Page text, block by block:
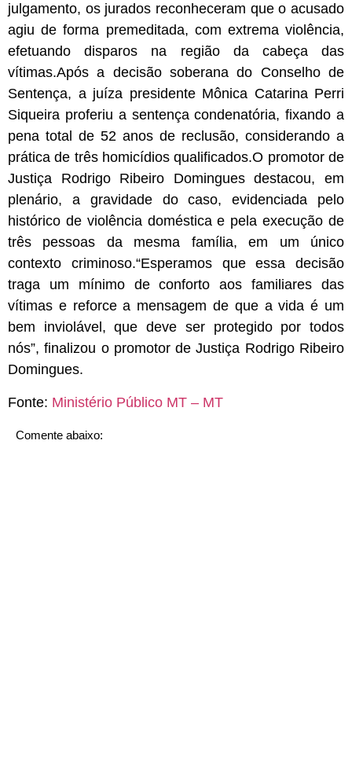
julgamento, os jurados reconheceram que o acusado
agiu de forma premeditada, com extrema violência,
efetuando disparos na região da cabeça das
vítimas.Após a decisão soberana do Conselho de
Sentença, a juíza presidente Mônica Catarina Perri
Siqueira proferiu a sentença condenatória, fixando a
pena total de 52 anos de reclusão, considerando a
prática de três homicídios qualificados.O promotor de
Justiça Rodrigo Ribeiro Domingues destacou, em
plenário, a gravidade do caso, evidenciada pelo
histórico de violência doméstica e pela execução de
três pessoas da mesma família, em um único
contexto criminoso.“Esperamos que essa decisão
traga um mínimo de conforto aos familiares das
vítimas e reforce a mensagem de que a vida é um
bem inviolável, que deve ser protegido por todos
nós”, finalizou o promotor de Justiça Rodrigo Ribeiro
Domingues.
Fonte: Ministério Público MT – MT
Comente abaixo: